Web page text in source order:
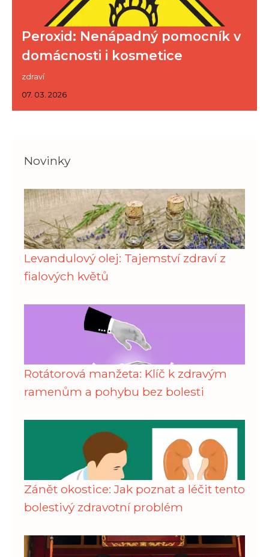
Peroxid: Nenápadný pomocník v
domácnosti i kosmetice
zdraví
07. 03. 2026
Novinky
Levandulový olej: Tajemství zdraví z
fialových květů
Rotátorová manžeta: Klíč k zdravým
ramenům a pohybu bez bolesti
Zánět okostice: Jak poznat a léčit tento
bolestivý zdravotní problém